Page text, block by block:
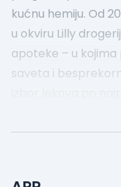
kućnu hemiju. Od
u okviru Lilly
apoteke – u
saveta i
što je dokaz da su